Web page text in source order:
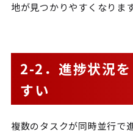
地が見つかりやすくなります
2-2．進捗状況
すい
複数のタスクが同時並行で